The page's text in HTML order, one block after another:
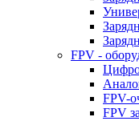
FPV -
FPV-
FPV